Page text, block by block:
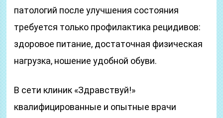
патологий после улучшения состояния
требуется только профилактика рецидивов:
здоровое питание, достаточная физическая
нагрузка, ношение удобной обуви.
В сети клиник «Здравствуй!»
квалифицированные и опытные врачи